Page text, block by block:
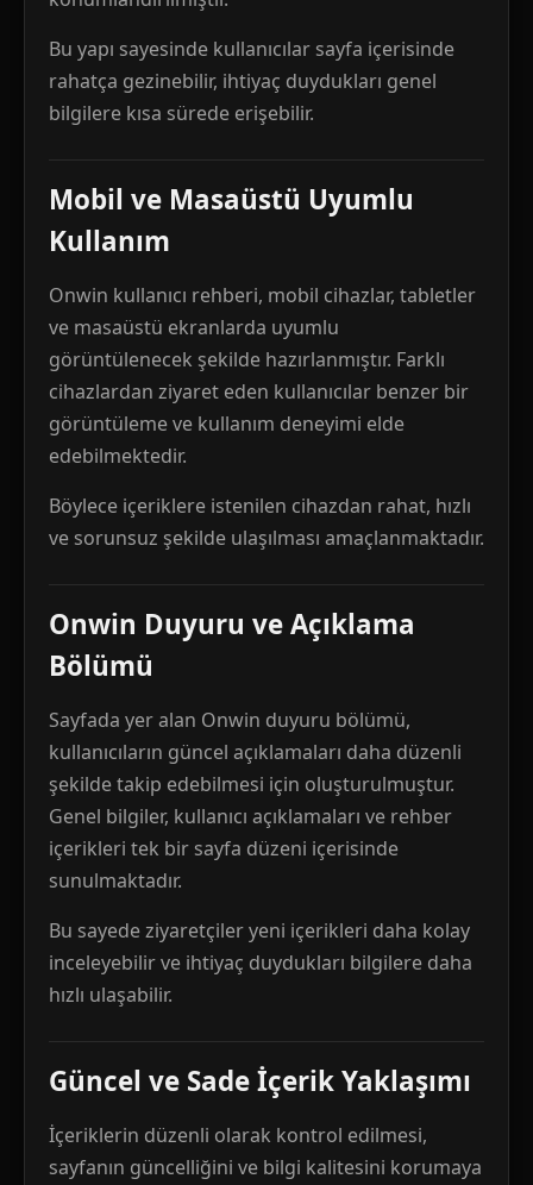
Bu yapı sayesinde kullanıcılar sayfa içerisinde
rahatça gezinebilir, ihtiyaç duydukları genel
bilgilere kısa sürede erişebilir.
Mobil ve Masaüstü Uyumlu
Kullanım
Onwin kullanıcı rehberi, mobil cihazlar, tabletler
ve masaüstü ekranlarda uyumlu
görüntülenecek şekilde hazırlanmıştır. Farklı
cihazlardan ziyaret eden kullanıcılar benzer bir
görüntüleme ve kullanım deneyimi elde
edebilmektedir.
Böylece içeriklere istenilen cihazdan rahat, hızlı
ve sorunsuz şekilde ulaşılması amaçlanmaktadır.
Onwin Duyuru ve Açıklama
Bölümü
Sayfada yer alan Onwin duyuru bölümü,
kullanıcıların güncel açıklamaları daha düzenli
şekilde takip edebilmesi için oluşturulmuştur.
Genel bilgiler, kullanıcı açıklamaları ve rehber
içerikleri tek bir sayfa düzeni içerisinde
sunulmaktadır.
Bu sayede ziyaretçiler yeni içerikleri daha kolay
inceleyebilir ve ihtiyaç duydukları bilgilere daha
hızlı ulaşabilir.
Güncel ve Sade İçerik Yaklaşımı
İçeriklerin düzenli olarak kontrol edilmesi,
sayfanın güncelliğini ve bilgi kalitesini korumaya